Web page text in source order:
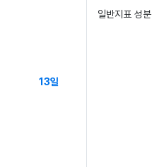
13일
일반지표 성분